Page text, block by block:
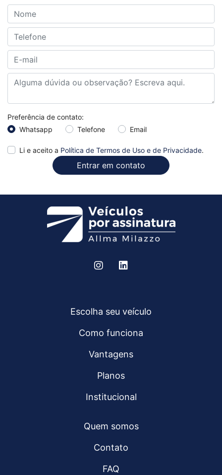
Preferência de contato:
Whatsapp
Telefone Email
Li e aceito a Política de Termos de Uso e de Privacidade.
Entrar em contato
Escolha seu veículo
Como funciona
Vantagens
Planos
Institucional
Quem somos
Contato
FAQ